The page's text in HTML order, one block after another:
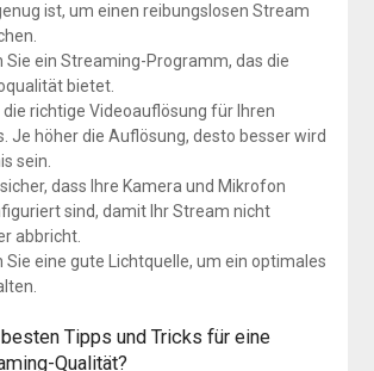
ist, um einen reibungslosen Stream
Sie ein Streaming-Programm, das die
bietet.
die richtige Videoauflösung für Ihren
Je höher die Auflösung, desto besser wird
sein.
dass Ihre Kamera und Mikrofon
sind, damit Ihr Stream nicht
abbricht.
Sie eine gute Lichtquelle, um ein optimales
Tipps und Tricks für eine
Qualität?